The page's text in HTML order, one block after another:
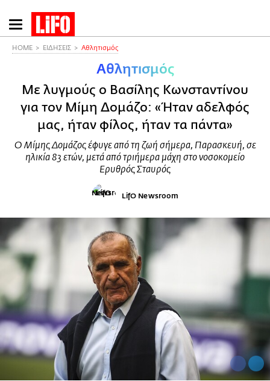
Παράκαμψη
προς
HOME ΕΙΔΗΣΕΙΣ Αθλητισμός
Αθλητισμός
Με λυγμούς ο Βασίλης Κωνσταντίνου
για τον Μίμη Δομάζο: «Ήταν αδελφός
μας, ήταν φίλος, ήταν τα πάντα»
Ο Μίμης Δομάζος έφυγε από τη ζωή σήμερα, Παρασκευή, σε
ηλικία 83 ετών, μετά από τριήμερα μάχη στο νοσοκομείο
Ερυθρός Σταυρός
LifO Newsroom